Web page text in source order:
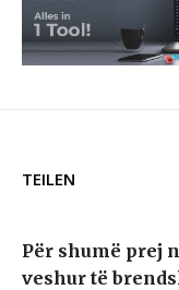
TEILEN
Për shumë prej
veshur të